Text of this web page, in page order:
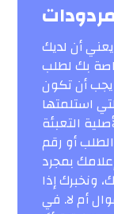
۲۱ يومًا، مما يعني أن لديك
بك لطلب
يجب أن تكون
استلمتها
التعبئة
أو رقم
بمجرد
ونخبرك إذا
أم لا. في